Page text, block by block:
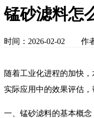
锰砂滤料怎
时间：2026-02-02 作
随着工业化进程的加快
实际应用中的效果评估
一、锰砂滤料的基本概